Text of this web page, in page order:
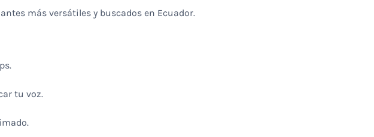
más versátiles y buscados en Ecuador.
tu voz.